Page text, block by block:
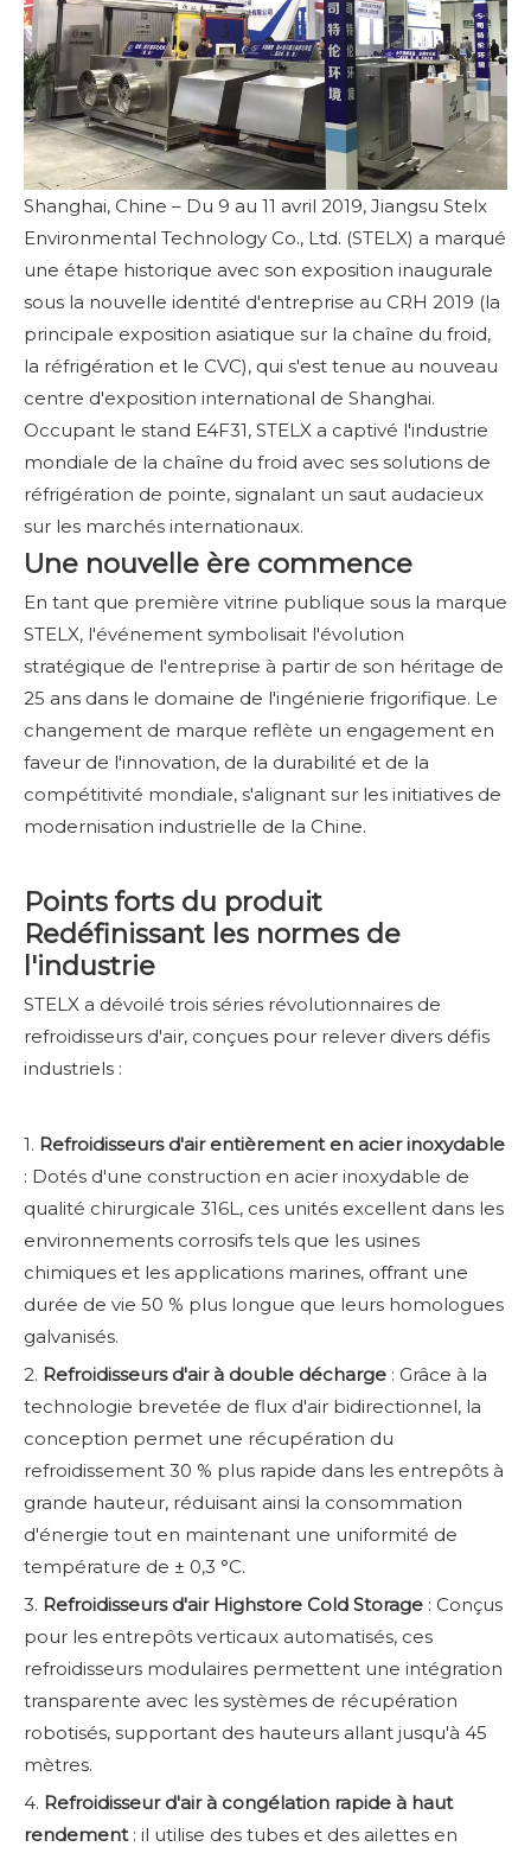
Shanghai, Chine – Du 9 au 11 avril 2019, Jiangsu Stelx
Environmental Technology Co., Ltd. (STELX) a marqué
une étape historique avec son exposition inaugurale
sous la nouvelle identité d'entreprise au CRH 2019 (la
principale exposition asiatique sur la chaîne du froid,
la réfrigération et le CVC), qui s'est tenue au nouveau
centre d'exposition international de Shanghai.
Occupant le stand E4F31, STELX a captivé l'industrie
mondiale de la chaîne du froid avec ses solutions de
réfrigération de pointe, signalant un saut audacieux
sur les marchés internationaux.
Une nouvelle ère commence
En tant que première vitrine publique sous la marque
STELX, l'événement symbolisait l'évolution
stratégique de l'entreprise à partir de son héritage de
25 ans dans le domaine de l'ingénierie frigorifique. Le
changement de marque reflète un engagement en
faveur de l'innovation, de la durabilité et de la
compétitivité mondiale, s'alignant sur les initiatives de
modernisation industrielle de la Chine.
Points forts du produit
Redéfinissant les normes de
l'industrie
STELX a dévoilé trois séries révolutionnaires de
refroidisseurs d'air, conçues pour relever divers défis
industriels :
1. Refroidisseurs d'air entièrement en acier inoxydable
: Dotés d'une construction en acier inoxydable de
qualité chirurgicale 316L, ces unités excellent dans les
environnements corrosifs tels que les usines
chimiques et les applications marines, offrant une
durée de vie 50 % plus longue que leurs homologues
galvanisés.
2. Refroidisseurs d'air à double décharge : Grâce à la
technologie brevetée de flux d'air bidirectionnel, la
conception permet une récupération du
refroidissement 30 % plus rapide dans les entrepôts à
grande hauteur, réduisant ainsi la consommation
d'énergie tout en maintenant une uniformité de
température de ± 0,3 °C.
3. Refroidisseurs d'air Highstore Cold Storage : Conçus
pour les entrepôts verticaux automatisés, ces
refroidisseurs modulaires permettent une intégration
transparente avec les systèmes de récupération
robotisés, supportant des hauteurs allant jusqu'à 45
mètres.
4. Refroidisseur d'air à congélation rapide à haut
rendement : il utilise des tubes et des ailettes en